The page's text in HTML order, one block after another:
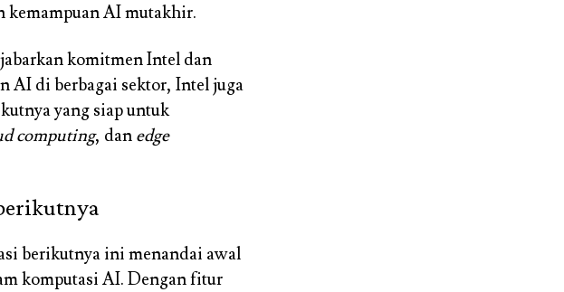
kemampuan AI mutakhir.
komitmen Intel dan
AI di berbagai sektor, Intel juga
yang siap untuk
computing, dan edge
berikutnya ini menandai awal
komputasi AI. Dengan fitur